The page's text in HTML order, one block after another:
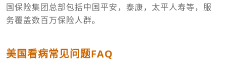
国保险集团总部包括中国平安，泰康，太平人寿等，服
务覆盖数百万保险人群。
美国看病常见问题FAQ